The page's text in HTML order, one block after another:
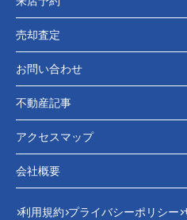
売却査定
お問い合わせ
不動産記事
アクセスマップ
会社概要
利用規約 プライバシーポリシー